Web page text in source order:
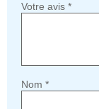
Votre avis *
Nom *